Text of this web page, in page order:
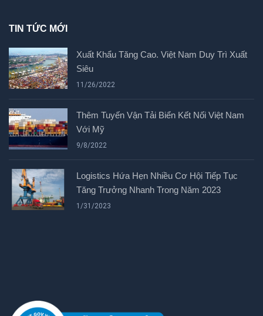
TIN TỨC MỚI
Xuất Khẩu Tăng Cao. Việt Nam Duy Trì Xuất
Siêu
11/26/2022
Thêm Tuyến Vận Tải Biển Kết Nối Việt Nam
Với Mỹ
9/8/2022
Logistics Hứa Hẹn Nhiều Cơ Hội Tiếp Tục
Tăng Trưởng Nhanh Trong Năm 2023
1/31/2023